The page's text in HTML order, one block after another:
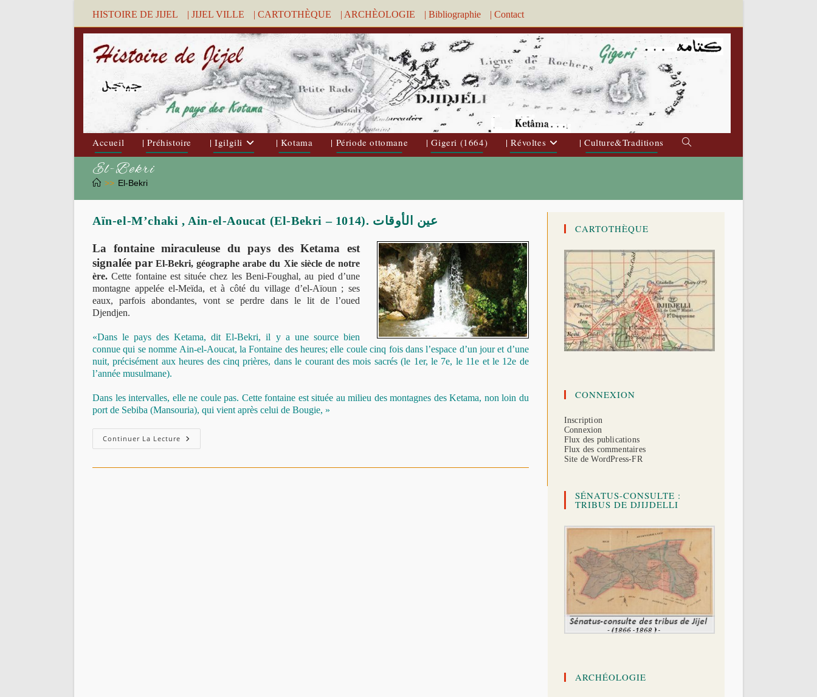
HISTOIRE DE JIJEL | JIJEL VILLE | CARTOTHÈQUE | ARCHÈOLOGIE | Bibliographie | Contact
Accueil | Préhistoire | Igilgili | Kotama | Période ottomane | Gigeri (1664) | Révoltes | Culture&Traditions
Toggle
El-Bekri
>> El-Bekri
Aïn-el-M’chaki , Ain-el-Aoucat (El-Bekri – 1014). عين الأوقات
La fontaine miraculeuse du pays des Ketama est
signalée par El-Bekri, géographe arabe du Xie siècle de notre
ère. Cette fontaine est située chez les Beni-Foughal, au pied d’une
montagne appelée el-Meïda, et à côté du village d’el-Aïoun ; ses
eaux, parfois abondantes, vont se perdre dans le lit de l’oued
Djendjen.
«Dans le pays des Ketama, dit El-Bekri, il y a une source bien
connue qui se nomme Ain-el-Aoucat, la Fontaine des heures; elle coule cinq fois dans l’espace d’un jour et d’une
nuit, précisément aux heures des cinq prières, dans le courant des mois sacrés (le 1er, le 7e, le 11e et le 12e de
l’année musulmane).
Dans les intervalles, elle ne coule pas. Cette fontaine est située au milieu des montagnes des Ketama, non loin du
port de Sebiba (Mansouria), qui vient après celui de Bougie, »
Continuer La Lecture Aïn-
El-
CARTOTHÈQUE
CONNEXION
Inscription
Connexion
Flux des publications
Flux des commentaires
Site de WordPress-FR
SÉNATUS-CONSULTE :
TRIBUS DE DJIJDELLI
ARCHÉOLOGIE